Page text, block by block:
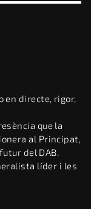
en directe, rigor,
que la
al Principat,
del DAB.
líder i les